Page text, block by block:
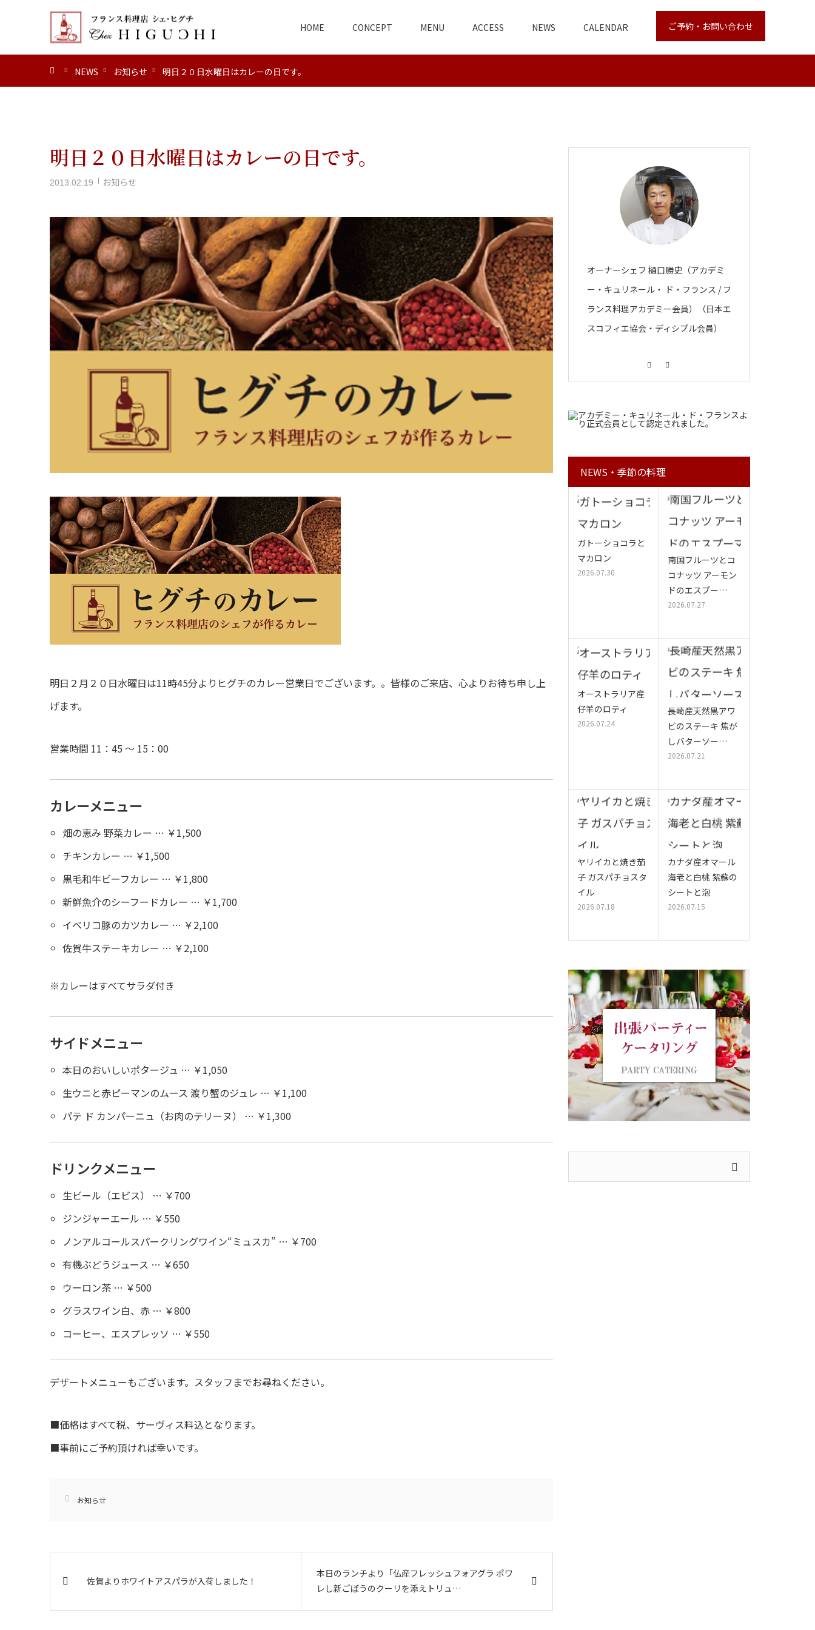
ご予約・お問い合わせ
HOME CONCEPT MENU ACCESS NEWS CALENDAR
NEWS お知らせ 明日２０日水曜日はカレーの日です。
明日２０日水曜日はカレーの日です。
2013.02.19 お知らせ
明日２月２０日水曜日は11時45分よりヒグチのカレー営業日でございます。。皆様のご来店、心よりお待ち申し上
げます。
営業時間 11：45 ～ 15：00
カレーメニュー
畑の恵み 野菜カレー … ￥1,500
チキンカレー … ￥1,500
黒毛和牛ビーフカレー … ￥1,800
新鮮魚介のシーフードカレー … ￥1,700
イベリコ豚のカツカレー … ￥2,100
佐賀牛ステーキカレー … ￥2,100
※カレーはすべてサラダ付き
サイドメニュー
本日のおいしいポタージュ … ￥1,050
生ウニと赤ピーマンのムース 渡り蟹のジュレ … ￥1,100
パテ ド カンパーニュ（お肉のテリーヌ） … ￥1,300
ドリンクメニュー
生ビール（エビス） … ￥700
ジンジャーエール … ￥550
ノンアルコールスパークリングワイン“ミュスカ” … ￥700
有機ぶどうジュース … ￥650
ウーロン茶 … ￥500
グラスワイン白、赤 … ￥800
コーヒー、エスプレッソ … ￥550
デザートメニューもございます。スタッフまでお尋ねください。
■価格はすべて税、サーヴィス料込となります。
■事前にご予約頂ければ幸いです。
お知らせ
佐賀よりホワイトアスパラが入荷しました！
本日のランチより「仏産フレッシュフォアグラ ポワ
レし新ごぼうのクーリを添えトリュ…
オーナーシェフ 樋口勝史（アカデミ
ー・キュリネール・ ド・フランス / フ
ランス料理アカデミー会員）（日本エ
スコフィエ協会・ディシプル会員）
NEWS・季節の料理
ガトーショコラと
マカロン
2026.07.30
南国フルーツとコ
コナッツ アーモン
ドのエスプー…
2026.07.27
オーストラリア産
仔羊のロティ
2026.07.24
長崎産天然黒アワ
ビのステーキ 焦が
しバターソー…
2026.07.21
ヤリイカと焼き茄
子 ガスパチョスタ
イル
2026.07.18
カナダ産オマール
海老と白桃 紫蘇の
シートと泡
2026.07.15